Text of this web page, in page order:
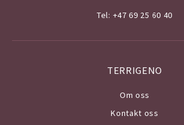
Tel: +47 69 25 60 40
TERRIGENO
Om oss
Kontakt oss